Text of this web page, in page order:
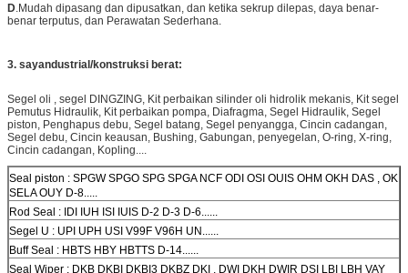
D.Mudah dipasang dan dipusatkan, dan ketika sekrup dilepas, daya benar-
benar terputus, dan Perawatan Sederhana.
3. sayandustrial/konstruksi berat:
Segel oli , segel DINGZING, Kit perbaikan silinder oli hidrolik mekanis, Kit segel
Pemutus Hidraulik, Kit perbaikan pompa, Diafragma, Segel Hidraulik, Segel
piston, Penghapus debu, Segel batang, Segel penyangga, Cincin cadangan,
Segel debu, Cincin keausan, Bushing, Gabungan, penyegelan, O-ring, X-ring,
Cincin cadangan, Kopling....
Seal piston : SPGW SPGO SPG SPGA NCF ODI OSI OUIS OHM OKH DAS , OK
SELA OUY D-8.....
Rod Seal : IDI IUH ISI IUIS D-2 D-3 D-6......
Segel U : UPI UPH USI V99F V96H UN......
Buff Seal : HBTS HBY HBTTS D-14......
Seal Wiper : DKB DKBI DKBI3 DKBZ DKI , DWI DKH DWIR DSI LBI LBH VAY